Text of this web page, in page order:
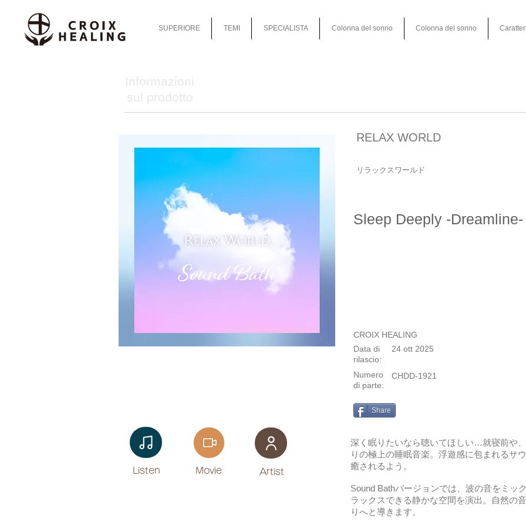
SUPERIORE TEMI SPECIALISTA Colonna del sonno Colonna del sonno
Informazioni
sul prodotto
Listen​ Movie ​Artist
RELAX WORLD
リラックスワールド
Sleep Deeply -
CROIX HEALING
24 ott 2025
Data di
rilascio:
Numero
di parte:
CHDD-1921
Share
深く眠りたいなら聴いてほしい…就寝前や
りの極上の睡眠音楽。浮遊感に包まれるサ
癒されるよう。
Sound Bathバージョンでは、波の音をミッ
ラックスできる静かな空間を演出。自然の
りへと導きます。